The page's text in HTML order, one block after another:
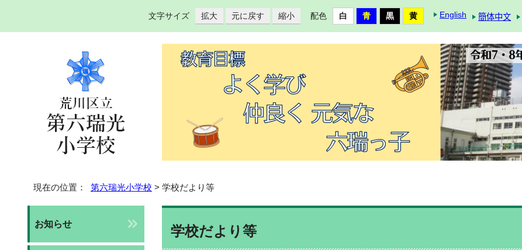
文字サイズ 拡大 元に戻す 縮小 配色 English 簡体中文
現在の位置： 第六瑞光小学校 > 学校だより等
学校だより等
お知らせ